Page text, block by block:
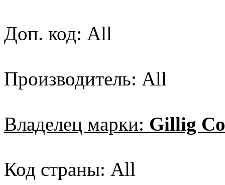
Доп. код: All
Производитель: All
Владелец марки: Gillig
Код страны: All